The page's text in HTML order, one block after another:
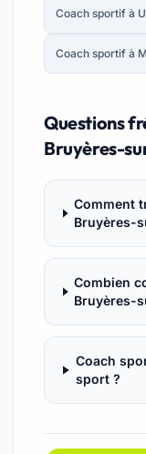
Coach sportif à
Coach sportif à
Questions
Bruyères-
Comment
Bruyères-
Combien
Bruyères-
Coach
sport ?